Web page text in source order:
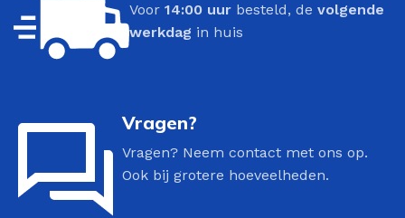
Voor 14:00 uur besteld, de volgende
werkdag in huis
Vragen?
Vragen? Neem contact met ons op.
Ook bij grotere hoeveelheden.